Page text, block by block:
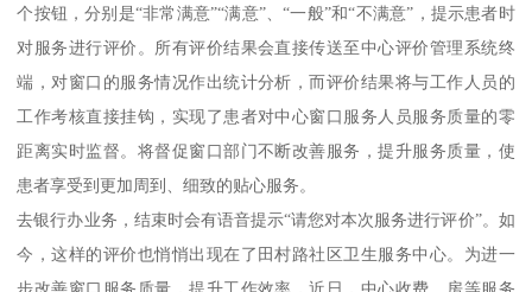
个按钮，分别是“非常满意”“满意”、“一般”和“不满意”，提示患者时
对服务进行评价。所有评价结果会直接传送至中心评价管理系统终
端，对窗口的服务情况作出统计分析，而评价结果将与工作人员的
工作考核直接挂钩，实现了患者对中心窗口服务人员服务质量的零
距离实时监督。将督促窗口部门不断改善服务，提升服务质量，使
患者享受到更加周到、细致的贴心服务。
去银行办业务，结束时会有语音提示“请您对本次服务进行评价”。如
今，这样的评价也悄悄出现在了田村路社区卫生服务中心。为进一